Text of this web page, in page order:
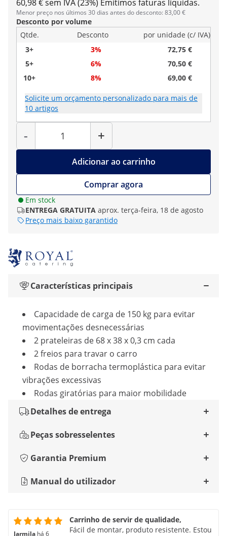
60,98 € sem IVA (23%) Emitimos faturas líquidas.
Menor preço nos últimos 30 dias antes do desconto: 83,00 €
Desconto por volume
Qtde.
Desconto
por unidade (c/ IVA)
3+
3%
72,75 €
5+
6%
70,50 €
10+
8% 69,00 €
Solicite um orçamento personalizado para mais de
10 artigos
-
Quantidade
+
Adicionar ao carrinho
Comprar agora
Em stock
ENTREGA GRATUITA aprox. terça-feira, 18 de agosto
Preço mais baixo garantido
Características principais
Capacidade de carga de 150 kg para evitar
movimentações desnecessárias
2 prateleiras de 68 x 38 x 0,3 cm cada
2 freios para travar o carro
Rodas de borracha termoplástica para evitar
vibrações excessivas
Rodas giratórias para maior mobilidade
Detalhes de entrega
Peças sobresselentes
Garantia Premium
Manual do utilizador
Jarmila há 6
Carrinho de servir de qualidade,
Fácil de montar, produto resistente. Estou